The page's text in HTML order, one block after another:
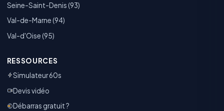
Seine-Saint-Denis (93)
Val-de-Marne (94)
Val-d'Oise (95)
RESSOURCES
Simulateur 60s
Devis vidéo
Débarras gratuit ?